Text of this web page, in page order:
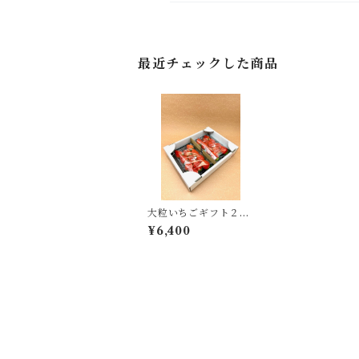
最近チェックした商品
大粒いちごギフト２Ｐ
ｘ４
¥6,400